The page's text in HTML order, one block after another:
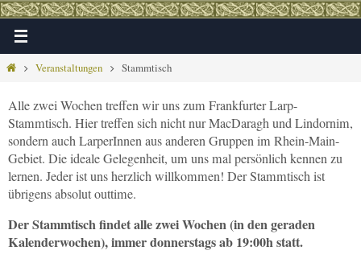
Zum
Inhalt
springen
HomeVeranstaltungen Stammtisch
Alle zwei Wochen treffen wir uns zum Frankfurter Larp-
Stammtisch. Hier treffen sich nicht nur MacDaragh und Lindornim,
sondern auch LarperInnen aus anderen Gruppen im Rhein-Main-
Gebiet. Die ideale Gelegenheit, um uns mal persönlich kennen zu
lernen. Jeder ist uns herzlich willkommen! Der Stammtisch ist
übrigens absolut outtime.
Der Stammtisch findet alle zwei Wochen (in den geraden
Kalenderwochen), immer donnerstags ab 19:00h statt.